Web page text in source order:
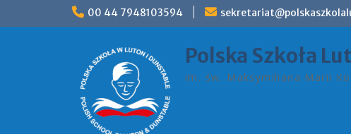
00 44 7948103594
Polska Szkoła
im. św. Maksymiliana Marii